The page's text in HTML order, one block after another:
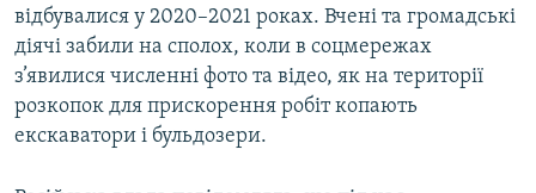
відбувалися у 2020–2021 роках. Вчені та громадські
діячі забили на сполох, коли в соцмережах
з’явилися численні фото та відео, як на території
розкопок для прискорення робіт копають
екскаватори і бульдозери.